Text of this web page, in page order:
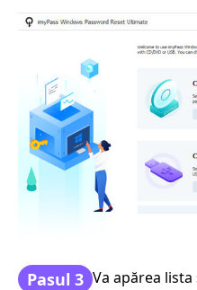
Pasul 3 Va apărea